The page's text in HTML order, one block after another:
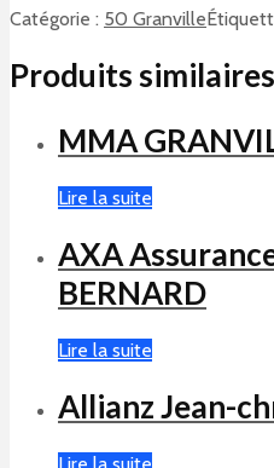
Catégorie : 50 Granville
Produits similaires
MMA
Lire la suite
AXA
BERNARD
Lire la suite
Allianz Jean-